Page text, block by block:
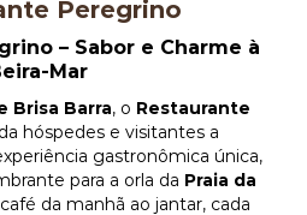
GALERIA RIALE
GALERIA RIALE
CADASTRO SEM
Peregrino
– Sabor e Charme à
Mar
Brisa Barra, o Restaurante
hóspedes e visitantes a
gastronômica única,
para a orla da Praia da
da manhã ao jantar, cada